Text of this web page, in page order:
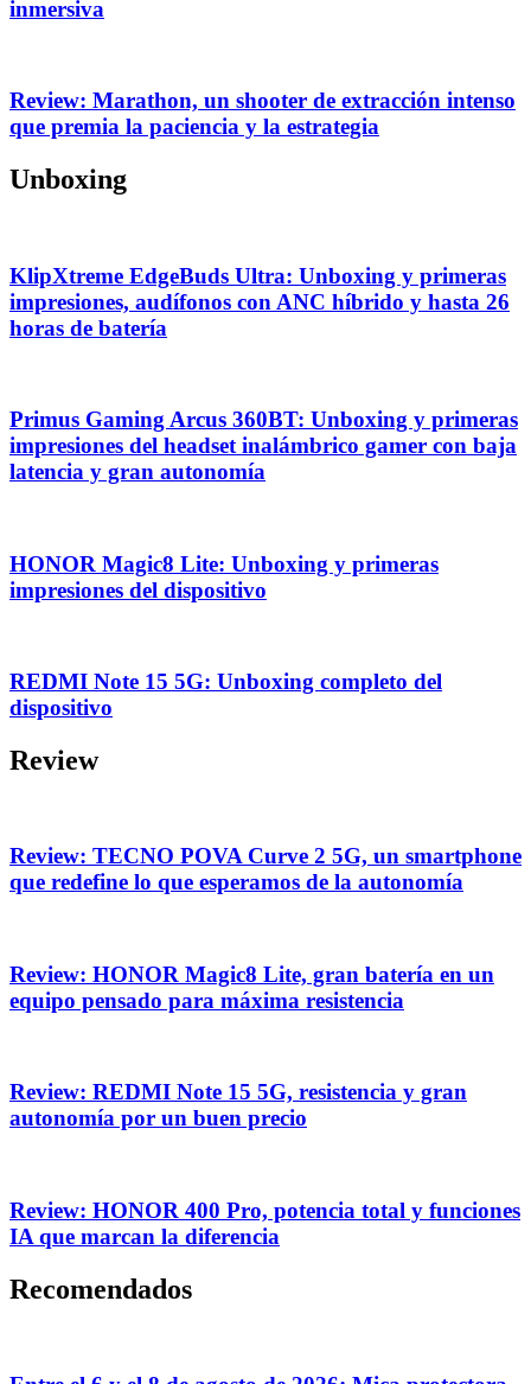
inmersiva
Review: Marathon, un shooter de extracción intenso
que premia la paciencia y la estrategia
Unboxing
KlipXtreme EdgeBuds Ultra: Unboxing y primeras
impresiones, audífonos con ANC híbrido y hasta 26
horas de batería
Primus Gaming Arcus 360BT: Unboxing y primeras
impresiones del headset inalámbrico gamer con baja
latencia y gran autonomía
HONOR Magic8 Lite: Unboxing y primeras
impresiones del dispositivo
REDMI Note 15 5G: Unboxing completo del
dispositivo
Review
Review: TECNO POVA Curve 2 5G, un smartphone
que redefine lo que esperamos de la autonomía
Review: HONOR Magic8 Lite, gran batería en un
equipo pensado para máxima resistencia
Review: REDMI Note 15 5G, resistencia y gran
autonomía por un buen precio
Review: HONOR 400 Pro, potencia total y funciones
IA que marcan la diferencia
Recomendados